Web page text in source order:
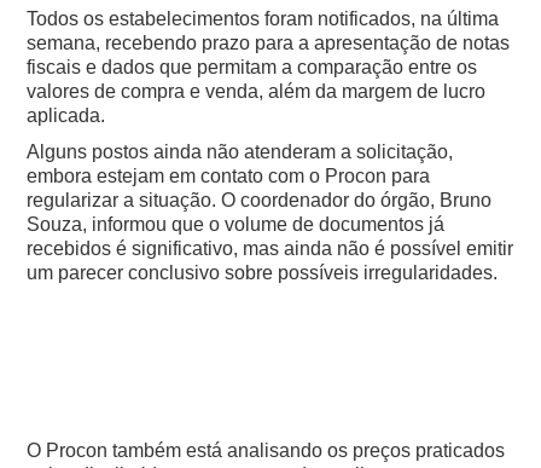
Todos os estabelecimentos foram notificados, na última
semana, recebendo prazo para a apresentação de notas
fiscais e dados que permitam a comparação entre os
valores de compra e venda, além da margem de lucro
aplicada.
Alguns postos ainda não atenderam a solicitação,
embora estejam em contato com o Procon para
regularizar a situação. O coordenador do órgão, Bruno
Souza, informou que o volume de documentos já
recebidos é significativo, mas ainda não é possível emitir
um parecer conclusivo sobre possíveis irregularidades.
O Procon também está analisando os preços praticados